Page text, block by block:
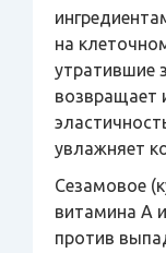
на
утратившие
возвращает
увлажняет
Сезамовое
витамина А
против